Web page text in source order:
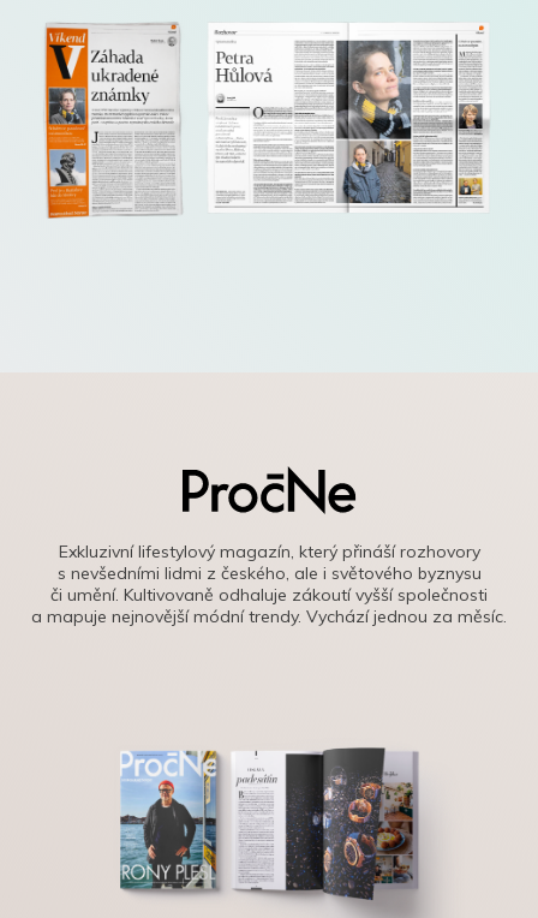
Exkluzivní lifestylový magazín, který přináší rozhovory
s nevšedními lidmi z českého, ale i světového byznysu
či umění. Kultivovaně odhaluje zákoutí vyšší společnosti
a mapuje nejnovější módní trendy. Vychází jednou za měsíc.